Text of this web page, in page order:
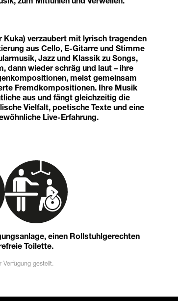
Kuka) verzaubert mit lyrisch tragenden
aus Cello, E-Gitarre und Stimme
Jazz und Klassik zu Songs,
dann wieder schräg und laut – ihre
meist gemeinsam
Fremdkompositionen. Ihre Musik
aus und fängt gleichzeitig die
Vielfalt, poetische Texte und eine
Live-Erfahrung.
einen Rollstuhlgerechten
Toilette.
gestellt.